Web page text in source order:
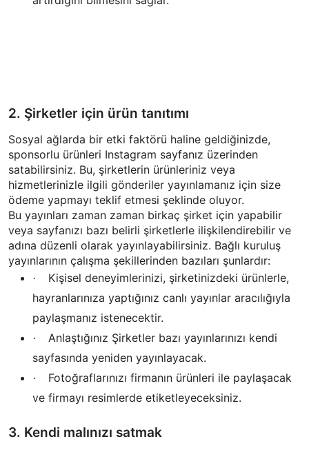
2. Şirketler için ürün tanıtımı
Sosyal ağlarda bir etki faktörü haline geldiğinizde,
sponsorlu ürünleri Instagram sayfanız üzerinden
satabilirsiniz. Bu, şirketlerin ürünleriniz veya
hizmetlerinizle ilgili gönderiler yayınlamanız için size
ödeme yapmayı teklif etmesi şeklinde oluyor.
Bu yayınları zaman zaman birkaç şirket için yapabilir
veya sayfanızı bazı belirli şirketlerle ilişkilendirebilir ve
adına düzenli olarak yayınlayabilirsiniz. Bağlı kuruluş
yayınlarının çalışma şekillerinden bazıları şunlardır:
·
Kişisel deneyimlerinizi, şirketinizdeki ürünlerle,
hayranlarınıza yaptığınız canlı yayınlar aracılığıyla
paylaşmanız istenecektir.
·
Anlaştığınız Şirketler bazı yayınlarınızı kendi
sayfasında yeniden yayınlayacak.
·
Fotoğraflarınızı firmanın ürünleri ile paylaşacak
ve firmayı resimlerde etiketleyeceksiniz.
3. Kendi malınızı satmak